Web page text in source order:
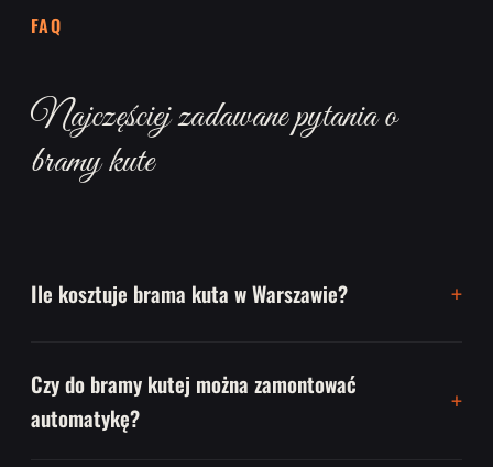
FAQ
Najczęściej zadawane pytania o
bramy kute
Ile kosztuje brama kuta w Warszawie?
Czy do bramy kutej można zamontować
automatykę?